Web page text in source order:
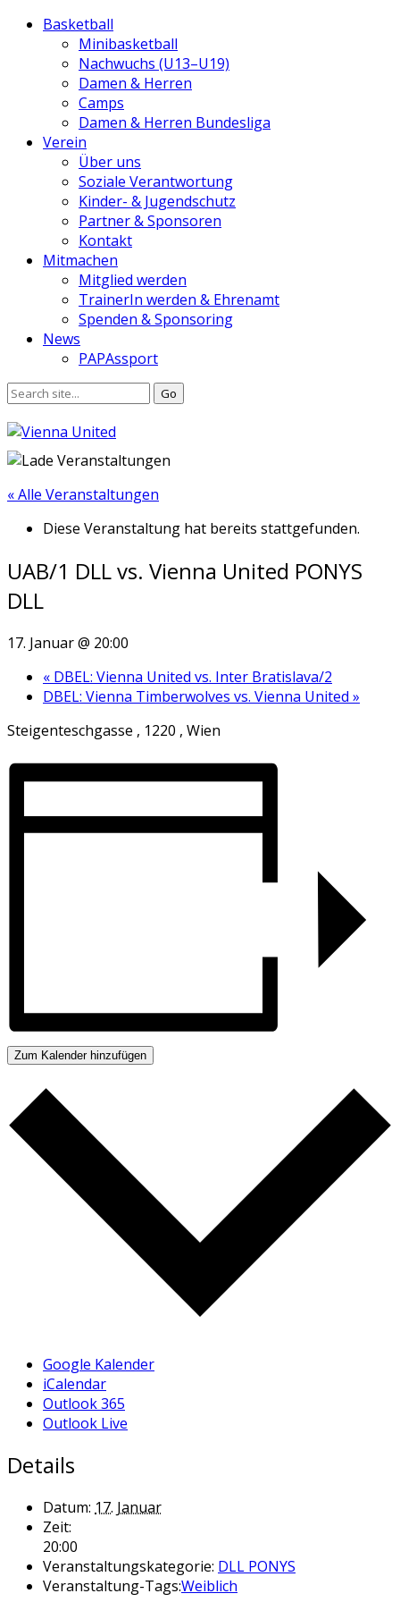
Basketball
Minibasketball
Nachwuchs (U13–U19)
Damen & Herren
Camps
Damen & Herren Bundesliga
Verein
Über uns
Soziale Verantwortung
Kinder- & Jugendschutz
Partner & Sponsoren
Kontakt
Mitmachen
Mitglied werden
TrainerIn werden & Ehrenamt
Spenden & Sponsoring
News
PAPAssport
« Alle Veranstaltungen
Diese Veranstaltung hat bereits stattgefunden.
UAB/1 DLL vs. Vienna United PONYS
DLL
17. Januar @ 20:00
« DBEL: Vienna United vs. Inter Bratislava/2
DBEL: Vienna Timberwolves vs. Vienna United »
Steigenteschgasse , 1220 , Wien
Zum Kalender hinzufügen
Google Kalender
iCalendar
Outlook 365
Outlook Live
Details
Datum: 17. Januar
Zeit:
20:00
Veranstaltungskategorie: DLL PONYS
Veranstaltung-Tags:Weiblich